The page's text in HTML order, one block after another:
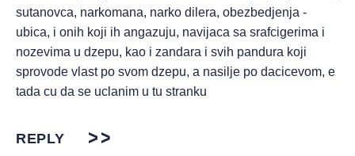
sutanovca, narkomana, narko dilera, obezbedjenja -
ubica, i onih koji ih angazuju, navijaca sa srafcigerima i
nozevima u dzepu, kao i zandara i svih pandura koji
sprovode vlast po svom dzepu, a nasilje po dacicevom, e
tada cu da se uclanim u tu stranku
REPLY